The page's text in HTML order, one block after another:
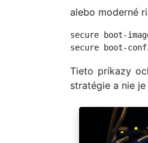
alebo moderné
secure boot-
secure boot-
Tieto príkazy
stratégie a nie